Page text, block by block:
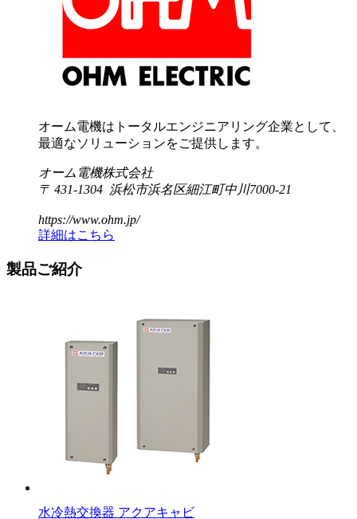
オーム電機はトータルエンジニアリング企業として、
最適なソリューションをご提供します。
オーム電機株式会社
〒 431-1304 浜松市浜名区細江町中川7000-21
https://www.ohm.jp/
詳細はこちら
製品ご紹介
水冷熱交換器 アクアキャビ